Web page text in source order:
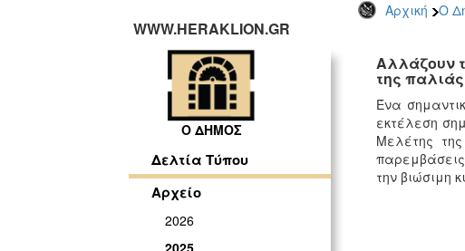
Αρχική Ο
WWW.HERAKLION.GR
Ο ΔΗΜΟΣ
Δελτία Τύπου
Αρχείο
2026
Αλλάζουν
της
Ένα
εκτέλεση
Μελέτης
την βιώσιμη